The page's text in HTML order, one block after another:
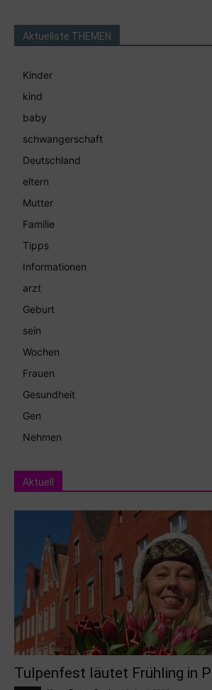
Aktuellste THEMEN
Kinder
kind
baby
schwangerschaft
Deutschland
eltern
Mutter
Familie
Tipps
Informationen
arzt
Geburt
sein
Wochen
Frauen
Gesundheit
Gen
Nehmen
Aktuell
Tulpenfest läutet Frühling in